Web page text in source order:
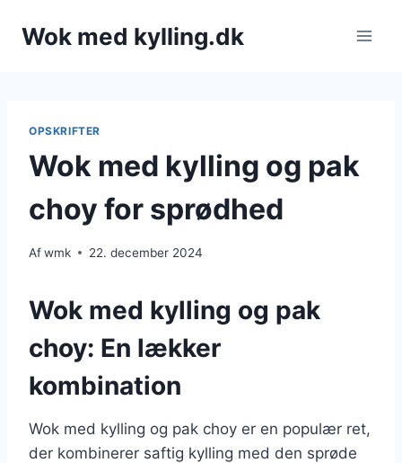
Wok med kylling.dk
OPSKRIFTER
Wok med kylling og pak
choy for sprødhed
Afwmk 22. december 2024
Wok med kylling og pak
choy: En lækker
kombination
Wok med kylling og pak choy er en populær ret,
der kombinerer saftig kylling med den sprøde